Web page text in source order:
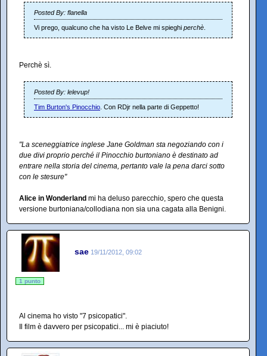
Posted By: flanella
Vi prego, qualcuno che ha visto Le Belve mi spieghi perchè
Perchè sì.
Posted By: lelevup!
Tim Burton's Pinocchio . Con RDjr nella parte di Geppetto!
"La sceneggiatrice inglese Jane Goldman sta negoziando con i
due divi proprio perché il Pinocchio burtoniano è destinato ad
entrare nella storia del cinema, pertanto vale la pena darci sotto
con le stesure"
Alice in Wonderland mi ha deluso parecchio, spero che questa
versione burtoniana/collodiana non sia una cagata alla Benigni.
sae 19/11/2012, 09:02
1 punto
Al cinema ho visto "7 psicopatici".
Il film è davvero per psicopatici... mi è piaciuto!